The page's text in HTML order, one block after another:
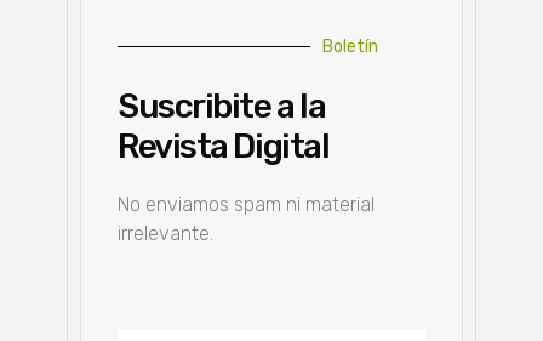
Boletín
Suscribite a la
Revista Digital
No enviamos spam ni material
irrelevante.